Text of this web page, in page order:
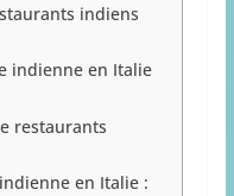
indiens
indienne en Italie
restaurants
en Italie :